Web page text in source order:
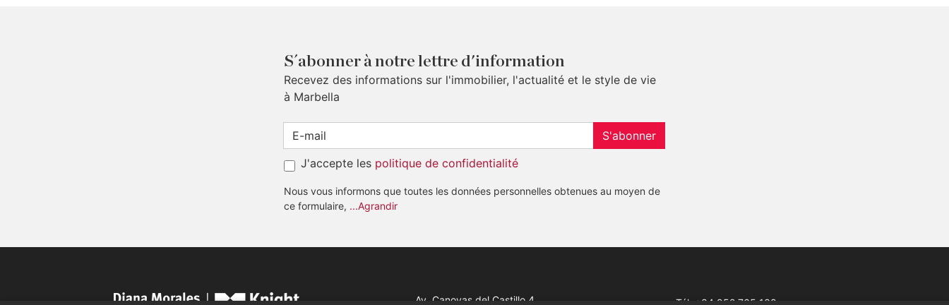
S´abonner à notre lettre d'information
Recevez des informations sur l'immobilier, l'actualité et le style de vie
à Marbella
S'abonner
J'accepte les politique de confidentialité
Nous vous informons que toutes les données personnelles obtenues au moyen de
ce formulaire, ...Agrandir
Av. Canovas del Castillo 4 Tél: +34 952 765 138